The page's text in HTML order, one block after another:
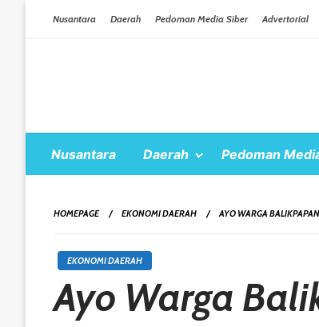
Nusantara Daerah Pedoman Media Siber Advertorial
Nusantara Daerah Pedoman
HOMEPAGE EKONOMI DAERAH AYO WARGA
EKONOMI DAERAH
Ayo Warga